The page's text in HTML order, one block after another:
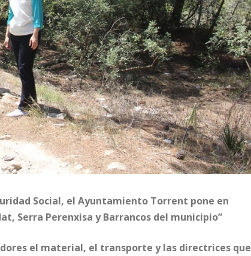
Social, el Ayuntamiento Torrent pone en
Serra Perenxisa y Barrancos del municipio”
el material, el transporte y las directrices que